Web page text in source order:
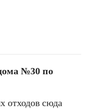
№30 по
сюда